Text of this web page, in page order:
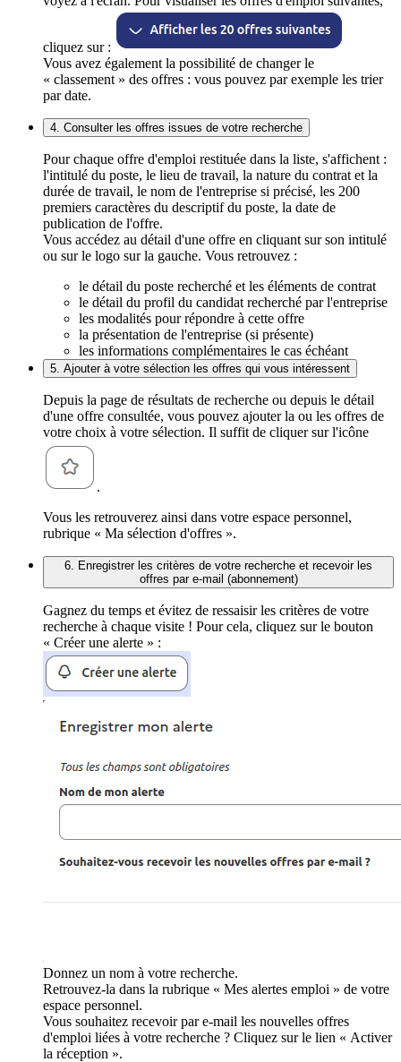
cliquez sur :
Vous avez également la possibilité de changer le
« classement » des offres : vous pouvez par exemple les trier
par date.
4. Consulter les offres issues de votre recherche
Pour chaque offre d'emploi restituée dans la liste, s'affichent :
l'intitulé du poste, le lieu de travail, la nature du contrat et la
durée de travail, le nom de l'entreprise si précisé, les 200
premiers caractères du descriptif du poste, la date de
publication de l'offre.
Vous accédez au détail d'une offre en cliquant sur son intitulé
ou sur le logo sur la gauche. Vous retrouvez :
le détail du poste recherché et les éléments de contrat
le détail du profil du candidat recherché par l'entreprise
les modalités pour répondre à cette offre
la présentation de l'entreprise (si présente)
les informations complémentaires le cas échéant
5. Ajouter à votre sélection les offres qui vous intéressent
Depuis la page de résultats de recherche ou depuis le détail
d'une offre consultée, vous pouvez ajouter la ou les offres de
votre choix à votre sélection. Il suffit de cliquer sur l'icône
.
Vous les retrouverez ainsi dans votre espace personnel,
rubrique « Ma sélection d'offres ».
6. Enregistrer les critères de votre recherche et recevoir les
offres par e-mail (abonnement)
Gagnez du temps et évitez de ressaisir les critères de votre
recherche à chaque visite ! Pour cela, cliquez sur le bouton
« Créer une alerte » :
Donnez un nom à votre recherche.
Retrouvez-la dans la rubrique « Mes alertes emploi » de votre
espace personnel.
Vous souhaitez recevoir par e-mail les nouvelles offres
d'emploi liées à votre recherche ? Cliquez sur le lien « Activer
la réception ».